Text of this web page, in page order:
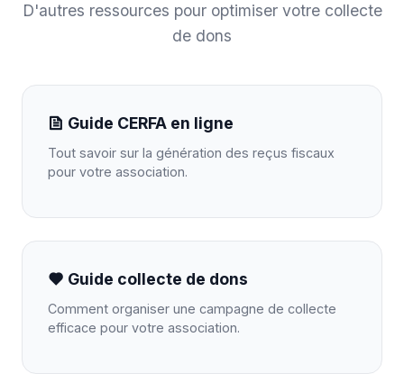
D'autres ressources pour optimiser votre collecte
de dons
Guide CERFA en ligne
Tout savoir sur la génération des reçus fiscaux
pour votre association.
Guide collecte de dons
Comment organiser une campagne de collecte
efficace pour votre association.